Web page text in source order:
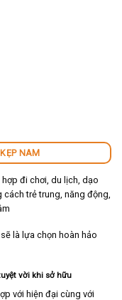
NAM
đi chơi, du lịch, dạo
trẻ trung, năng động,
là lựa chọn hoàn hảo
vời khi sở hữu
với hiện đại cùng với